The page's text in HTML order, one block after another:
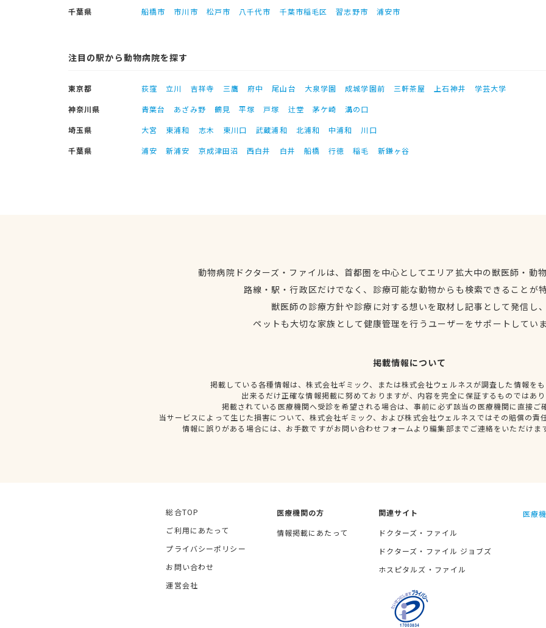
千葉県
船橋市 市川市 松戸市 八千代市 千葉市稲毛区 習志野市 浦安市
注目の駅から動物病院を探す
東京都 荻窪 立川 吉祥寺 三鷹 府中 尾山台 大泉学園 成城学園前 三軒茶屋 上石神井
学芸大学
神奈川県
青葉台 あざみ野 鶴見 平塚 戸塚 辻堂 茅ケ崎
溝の口
埼玉県
大宮 東浦和 志木 東川口 武蔵浦和 北浦和 中浦和
川口
千葉県
浦安 新浦安 京成津田沼 西白井 白井 船橋 行徳 稲毛 新鎌ヶ谷
動物病院ドクターズ・ファイルは、首都圏を中心としてエリア拡大中の獣医師・動
路線・駅・行政区だけでなく、診療可能な動物からも検索できることが
獣医師の診療方針や診療に対する想いを取材し記事として発信し
ペットも大切な家族として健康管理を行うユーザーをサポートしてい
掲載情報について
掲載している各種情報は、株式会社ギミック、または株式会社ウェルネスが調査した情報を
出来るだけ正確な情報掲載に努めておりますが、内容を完全に保証するものではあ
掲載されている医療機関へ受診を希望される場合は、事前に必ず該当の医療機関に直接ご
当サービスによって生じた損害について、株式会社ギミック、および株式会社ウェルネスではその賠償の責
情報に誤りがある場合には、お手数ですがお問い合わせフォームより編集部までご連絡をいただけま
総合TOP
ご利用にあたって
プライバシーポリシー
お問い合わせ
運営会社
医療機関の方
情報掲載にあたって
関連サイト
ドクターズ・ファイル
ドクターズ・ファイル ジョブズ
ホスピタルズ・ファイル
医療